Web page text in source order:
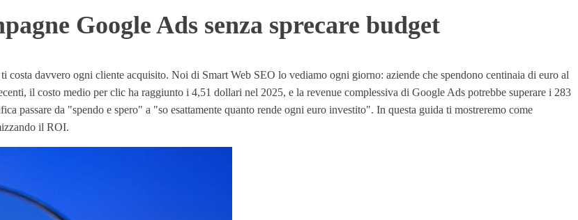
Google Ads senza sprecare budget
costa davvero ogni cliente acquisito. Noi di Smart Web SEO lo vediamo ogni giorno: aziende che spendono centinaia di euro al
il costo medio per clic ha raggiunto i 4,51 dollari nel 2025, e la revenue complessiva di Google Ads potrebbe superare i 283
passare da "spendo e spero" a "so esattamente quanto rende ogni euro investito". In questa guida ti mostreremo come
il ROI.